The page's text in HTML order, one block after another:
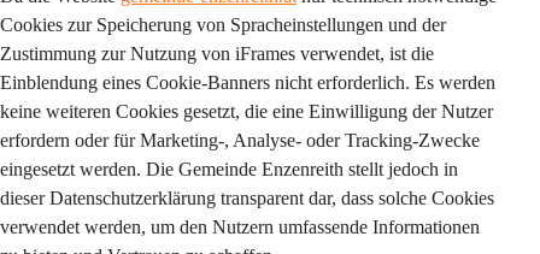
Cookies zur Speicherung von Spracheinstellungen und der
Zustimmung zur Nutzung von iFrames verwendet, ist die
Einblendung eines Cookie-Banners nicht erforderlich. Es werden
keine weiteren Cookies gesetzt, die eine Einwilligung der Nutzer
erfordern oder für Marketing-, Analyse- oder Tracking-Zwecke
eingesetzt werden. Die Gemeinde Enzenreith stellt jedoch in
dieser Datenschutzerklärung transparent dar, dass solche Cookies
verwendet werden, um den Nutzern umfassende Informationen